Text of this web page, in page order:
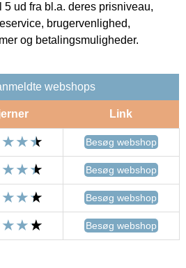
5 ud fra bl.a. deres prisniveau,
brugervenlighed,
og betalingsmuligheder.
webshops
Link
Besøg webshop
Besøg webshop
Besøg webshop
Besøg webshop